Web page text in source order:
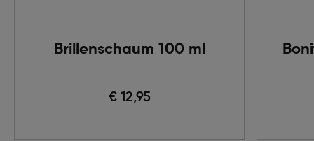
Brillenschaum 100 ml
€ 12,95